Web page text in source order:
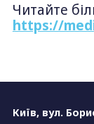
Читайте
https://
Київ, вул.